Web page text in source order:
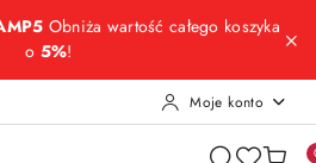
Obniża wartość całego koszyka
o 5%!
Moje konto